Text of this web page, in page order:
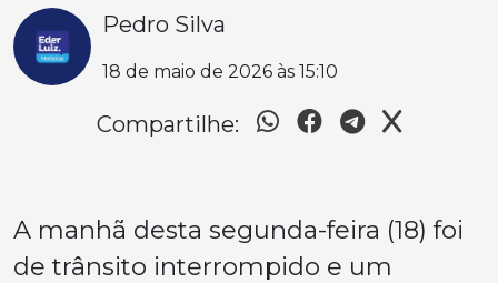
Pedro Silva
18 de maio de 2026 às 15:10
Compartilhe:
A manhã desta segunda-feira (18) foi
de trânsito interrompido e um